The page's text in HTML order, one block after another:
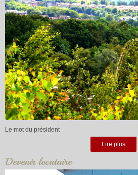
Le mot du président
Lire plus
Devenir locataire